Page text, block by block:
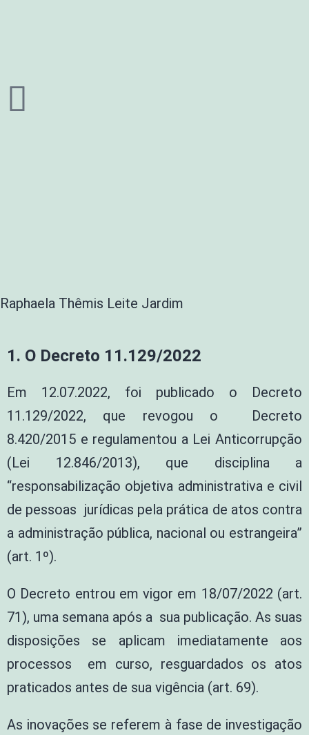
Raphaela Thêmis Leite Jardim
1. O Decreto 11.129/2022
Em 12.07.2022, foi publicado o Decreto
11.129/2022, que revogou o Decreto
8.420/2015 e regulamentou a Lei Anticorrupção
(Lei 12.846/2013), que disciplina a
“responsabilização objetiva administrativa e civil
de pessoas jurídicas pela prática de atos contra
a administração pública, nacional ou estrangeira”
(art. 1º).
O Decreto entrou em vigor em 18/07/2022 (art.
71), uma semana após a sua publicação. As suas
disposições se aplicam imediatamente aos
processos em curso, resguardados os atos
praticados antes de sua vigência (art. 69).
As inovações se referem à fase de investigação